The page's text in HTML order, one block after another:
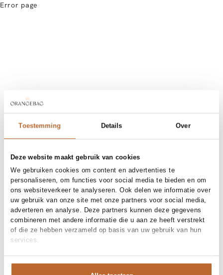
Toestemming Details Over
Deze website maakt gebruik van cookies
We gebruiken cookies om content en advertenties te
personaliseren, om functies voor social media te bieden en om
ons websiteverkeer te analyseren. Ook delen we informatie over
uw gebruik van onze site met onze partners voor social media,
adverteren en analyse. Deze partners kunnen deze gegevens
combineren met andere informatie die u aan ze heeft verstrekt
of die ze hebben verzameld op basis van uw gebruik van hun
services.
Error page